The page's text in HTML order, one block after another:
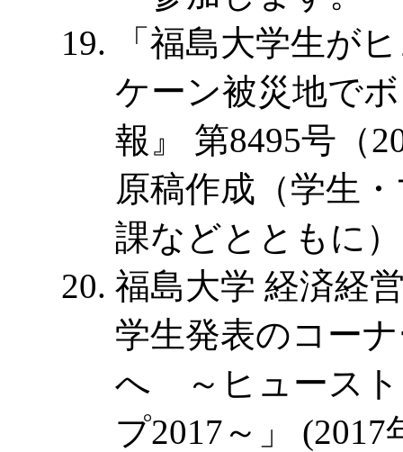
「福島大学生が
ケーン被災地で
報』 第8495号（
原稿作成（学生
課などとともに）
福島大学 経済経
学生発表のコー
へ ～ヒュースト
プ2017～」